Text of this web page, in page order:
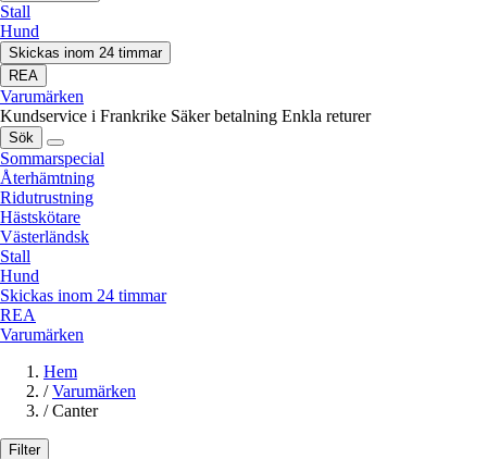
Stall
Hund
Skickas inom 24 timmar
REA
Varumärken
Kundservice i Frankrike Säker betalning Enkla returer
Sök
Sommarspecial
Återhämtning
Ridutrustning
Hästskötare
Västerländsk
Stall
Hund
Skickas inom 24 timmar
REA
Varumärken
Hem
/ Varumärken
/ Canter
Filter